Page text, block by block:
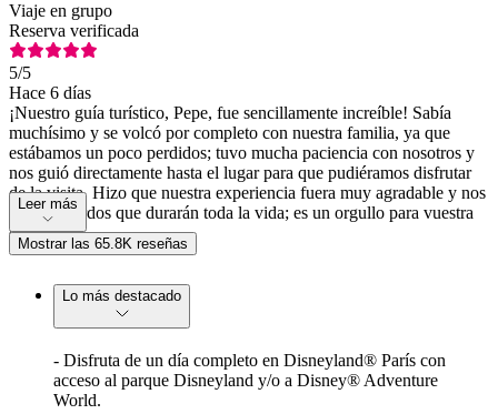
Viaje en grupo
Reserva verificada
5/5
Hace 6 días
¡Nuestro guía turístico, Pepe, fue sencillamente increíble! Sabía
muchísimo y se volcó por completo con nuestra familia, ya que
estábamos un poco perdidos; tuvo mucha paciencia con nosotros y
nos guió directamente hasta el lugar para que pudiéramos disfrutar
de la visita. Hizo que nuestra experiencia fuera muy agradable y nos
dejó recuerdos que durarán toda la vida; es un orgullo para vuestra
empresa.
Leer más
Mostrar las 65.8K reseñas
Lo más destacado
- Disfruta de un día completo en Disneyland® París con
acceso al parque Disneyland y/o a Disney® Adventure
World.